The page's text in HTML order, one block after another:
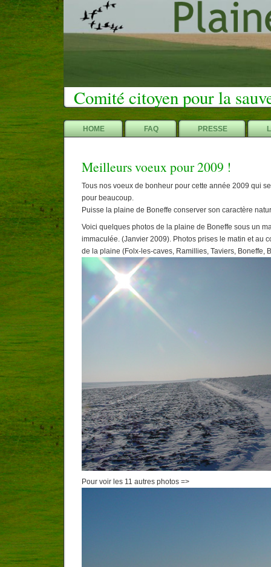
Comité citoyen pour la
HOME FAQ PRESSE
Meilleurs voeux pour 2009 !
Tous nos voeux de bonheur pour cette année 2009 qui
pour beaucoup.
Puisse la plaine de Boneffe conserver son caractère
Voici quelques photos de la plaine de Boneffe sous un
immaculée. (Janvier 2009). Photos prises le matin et au
de la plaine (Folx-les-caves, Ramillies, Taviers, Boneffe,
Pour voir les 11 autres photos =>